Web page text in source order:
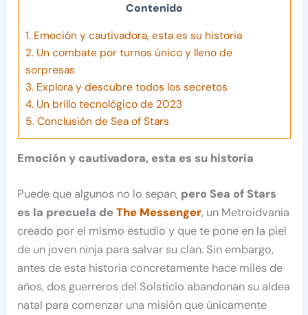
Contenido
1.Emoción y cautivadora, esta es su historia
2.Un combate por turnos único y lleno de
sorpresas
3.Explora y descubre todos los secretos
4.Un brillo tecnológico de 2023
5.Conclusión de Sea of Stars
Emoción y cautivadora, esta es su historia
Puede que algunos no lo sepan, pero Sea of Stars
es la precuela deThe Messenger, un Metroidvania
creado por el mismo estudio y que te pone en la piel
de un joven ninja para salvar su clan. Sin embargo,
antes de esta historia concretamente hace miles de
años, dos guerreros del Solsticio abandonan su aldea
natal para comenzar una misión que únicamente